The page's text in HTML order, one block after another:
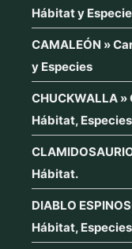
Hábitat y
CAMALEÓN »
y Especies
CHUCKWALLA
Hábitat,
Hábitat.
DIABLO
Hábitat,